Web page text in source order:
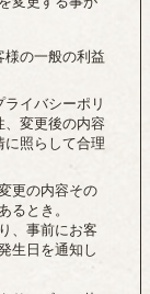
様の一般の利益
イバシーポリ
、変更後の内容
照らして合理
更の内容その
とき。
、事前にお客
生日を通知し